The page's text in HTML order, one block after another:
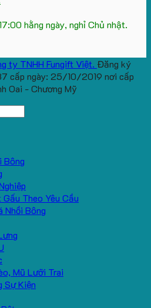
hằng ngày, nghỉ Chủ nhật.
ty TNHH Fungift Việt. Đăng ký
cấp ngày: 25/10/2019 nơi cấp
Oai - Chương Mỹ
Bông
Theo Yêu Cầu
Nhồi Bông
Mũ Lưỡi Trai
Sự Kiện